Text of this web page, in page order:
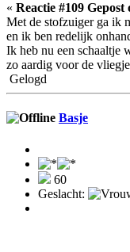
« Reactie #109 Gepost
Met de stofzuiger ga ik
en ik ben redelijk
Ik heb nu een schaaltje
zo aardig voor de
Gelogd
Basje
60
Geslacht: